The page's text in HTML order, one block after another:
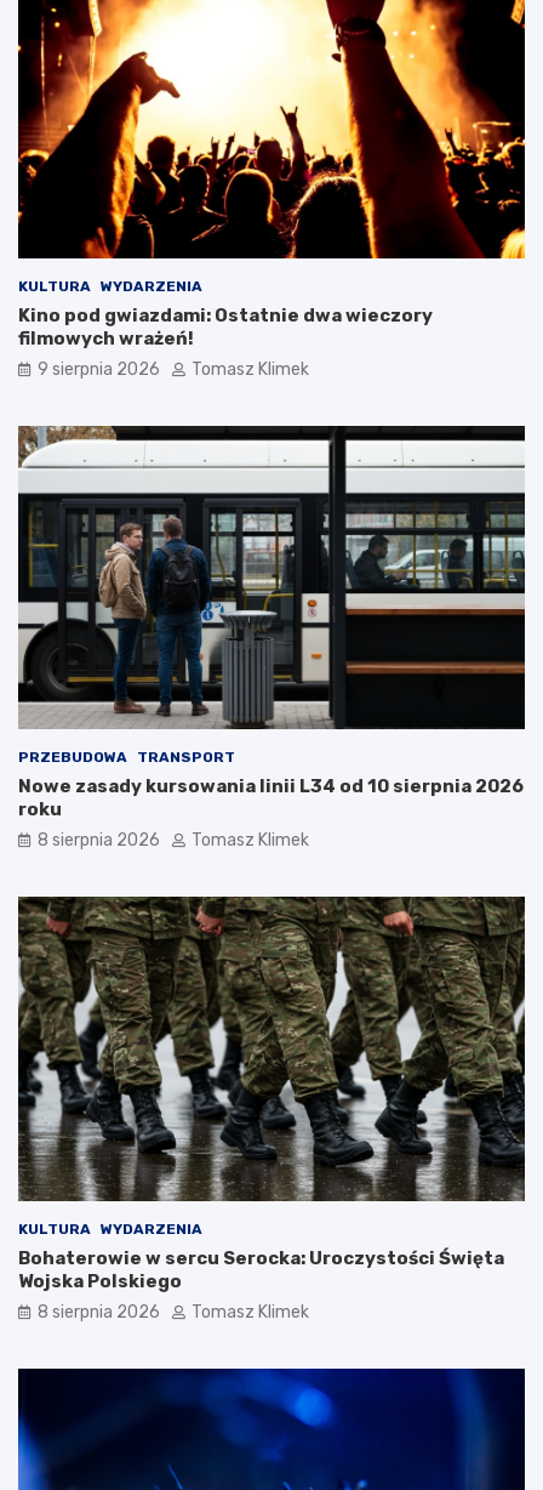
KULTURA WYDARZENIA
Kino pod gwiazdami: Ostatnie dwa wieczory
filmowych wrażeń!
9 sierpnia 2026 Tomasz Klimek
PRZEBUDOWA TRANSPORT
Nowe zasady kursowania linii L34 od 10 sierpnia 2026
roku
8 sierpnia 2026 Tomasz Klimek
KULTURA WYDARZENIA
Bohaterowie w sercu Serocka: Uroczystości Święta
Wojska Polskiego
8 sierpnia 2026 Tomasz Klimek